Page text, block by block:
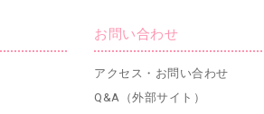
お問い合わせ
アクセス・お問い合わせ
Q&A（外部サイト）